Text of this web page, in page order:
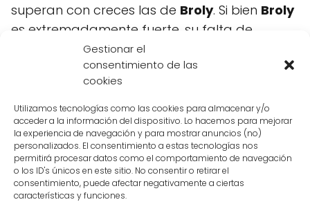
Gestionar el
consentimiento de las
cookies
Utilizamos tecnologías como las cookies para almacenar y/o
acceder a la información del dispositivo. Lo hacemos para mejorar
la experiencia de navegación y para mostrar anuncios (no)
personalizados. El consentimiento a estas tecnologías nos
permitirá procesar datos como el comportamiento de navegación
o los ID's únicos en este sitio. No consentir o retirar el
consentimiento, puede afectar negativamente a ciertas
características y funciones.
superan con creces las de Broly. Si bien Broly
es extremadamente fuerte, su falta de
experiencia y técnicas de combate refinadas
lo ponen en desventaja en un enfrentamiento
directo contraWhis
En última instancia, la respuesta a quién es
más poderoso entreBrolyyWhises clara:
Whises el claro ganador en términos de
habilidad y poder.